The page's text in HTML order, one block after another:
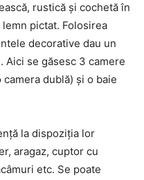
rustică şi cochetă în
pictat. Folosirea
decorative dau un
Aici se găsesc 3 camere
dublă) şi o baie
la dispoziţia lor
aragaz, cuptor cu
etc. Se poate